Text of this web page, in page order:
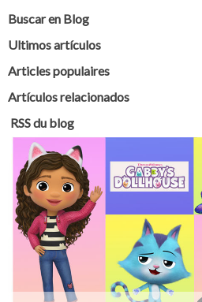
Buscar en Blog
Ultimos artículos
Articles populaires
Artículos relacionados
RSS du blog